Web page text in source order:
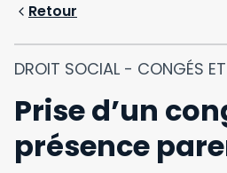
Retour
DROIT SOCIAL - CONGÉS
Prise d’un
présence